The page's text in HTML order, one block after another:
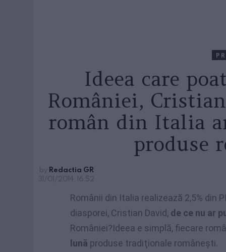
Ideea care
României,
român din Italia
produse
by Redactia GR
31/01/2014, 16:52
Românii din Italia realizează 2,5% din
diasporei, Cristian David, de ce nu ar
României?Ideea e simplă, fiecare
lună produse tradiţionale româneşti.